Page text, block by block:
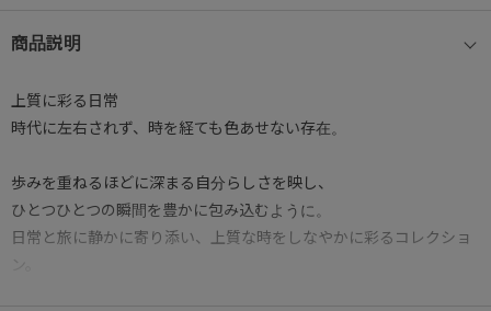
商品説明
上質に彩る日常
時代に左右されず、時を経ても色あせない存在。
歩みを重ねるほどに深まる自分らしさを映し、
ひとつひとつの瞬間を豊かに包み込むように。
日常と旅に静かに寄り添い、上質な時をしなやかに彩るコレクショ
ン。